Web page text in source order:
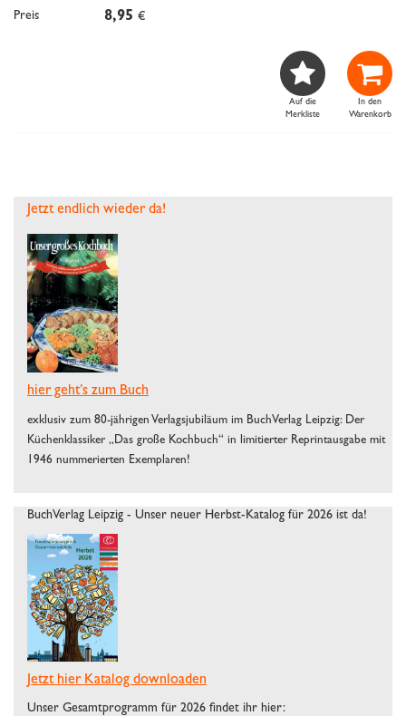
Preis
8,95 €

Auf die
Merkliste

In den
Warenkorb
Jetzt endlich wieder da!
hier geht’s zum Buch
exklusiv zum 80-jährigen Verlagsjubiläum im BuchVerlag Leipzig: Der
Küchenklassiker „Das große Kochbuch“ in limitierter Reprintausgabe mit
1946 nummerierten Exemplaren!
BuchVerlag Leipzig - Unser neuer Herbst-Katalog für 2026 ist da!
Jetzt hier Katalog downloaden
Unser Gesamtprogramm für 2026 findet ihr hier: